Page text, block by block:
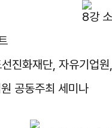
8강
진화재단, 자유기업
공동주최 세미나